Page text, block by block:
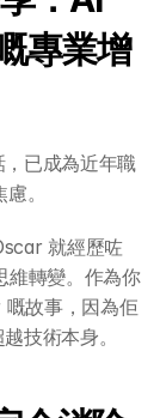
專業增
，已成為近年職
。
就經歷咗
維轉變。作為你
故事，因為佢
技術本身。